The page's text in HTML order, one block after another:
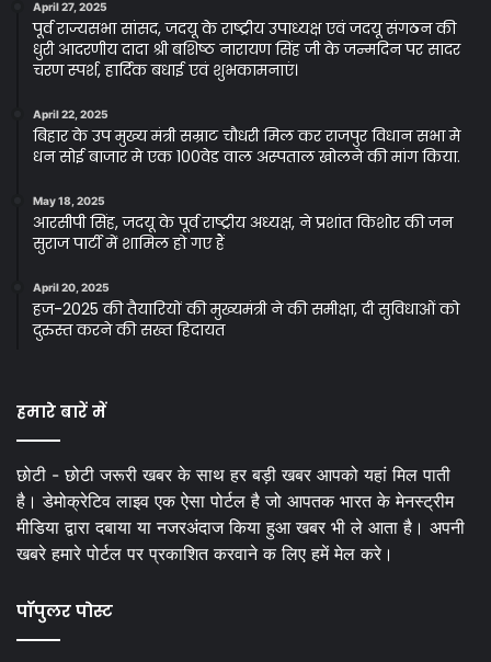
April 27, 2025
पूर्व राज्यसभा सांसद, जदयू के राष्ट्रीय उपाध्यक्ष एवं जदयू संगठन की
धुरी आदरणीय दादा श्री बशिष्ठ नारायण सिंह जी के जन्मदिन पर सादर
चरण स्पर्श, हार्दिक बधाई एवं शुभकामनाएं।
April 22, 2025
बिहार के उप मुख्य मंत्री सम्राट चौधरी मिल कर राजपुर विधान सभा मे
धन सोई बाजार मे एक 100वेड वाल अस्पताल खोलने की मांग किया.
May 18, 2025
आरसीपी सिंह, जदयू के पूर्व राष्ट्रीय अध्यक्ष, ने प्रशांत किशोर की जन
सुराज पार्टी में शामिल हो गए हैं
April 20, 2025
हज-2025 की तैयारियों की मुख्यमंत्री ने की समीक्षा, दी सुविधाओं को
दुरुस्त करने की सख्त हिदायत
हमारे बारें में
छोटी - छोटी जरूरी खबर के साथ हर बड़ी खबर आपको यहां मिल पाती
है। डेमोक्रेटिव लाइव एक ऐसा पोर्टल है जो आपतक भारत के मेनस्ट्रीम
मीडिया द्वारा दबाया या नजरअंदाज किया हुआ खबर भी ले आता है। अपनी
खबरे हमारे पोर्टल पर प्रकाशित करवाने क लिए हमें मेल करे।
पॉपुलर पोस्ट